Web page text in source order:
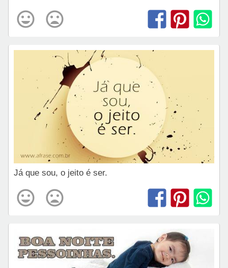
Já que sou, o jeito é ser.